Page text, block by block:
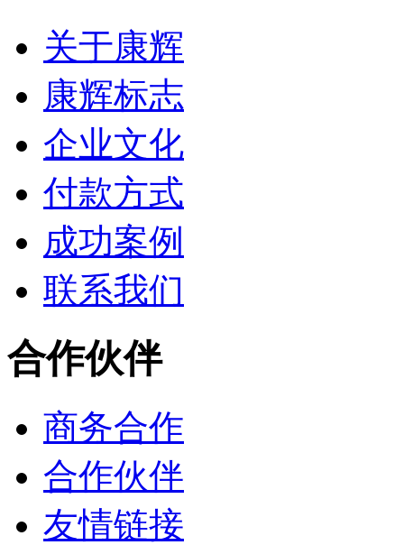
关于康辉
康辉标志
企业文化
付款方式
成功案例
联系我们
合作伙伴
商务合作
合作伙伴
友情链接